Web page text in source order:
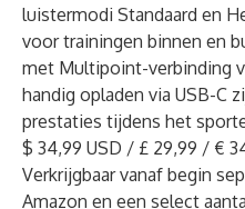
luistermodi Standaard en
voor trainingen binnen en
met Multipoint-verbinding
handig opladen via USB-C
prestaties tijdens het
$ 34,99 USD / £ 29,99 / €
Verkrijgbaar vanaf begin
Amazon en een select